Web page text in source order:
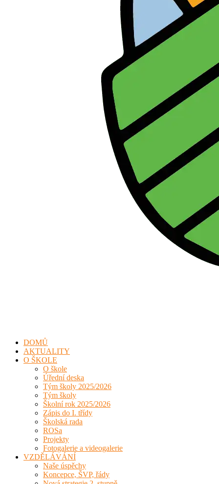
DOMŮ
AKTUALITY
O ŠKOLE
O škole
Úřední deska
Tým školy 2025/2026
Tým školy
Školní rok 2025/2026
Zápis do I. třídy
Školská rada
ROSa
Projekty
Fotogalerie a videogalerie
VZDĚLÁVÁNÍ
Naše úspěchy
Koncepce, ŠVP, řády